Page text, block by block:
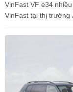
VinFast VF e34
VinFast tại thị trường